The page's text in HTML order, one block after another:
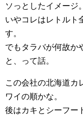
ソっとしたイメージ。
いやコレはレトルト
す。
でもタラバが何故か
と、って話。
この会社の北海道カ
ワイの順かな。
後はカキとシーフー